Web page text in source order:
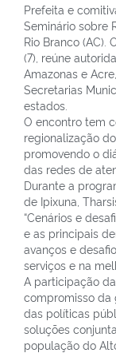
Prefeita e
Seminário sobre
Rio Branco (AC).
(7), reúne
Amazonas e
Secretarias
estados.
O encontro tem
regionalização
promovendo o
das redes de
Durante a
de Ipixuna,
“Cenários e
e as principais
avanços e
serviços e na
A participação
compromisso
das políticas
soluções
população do